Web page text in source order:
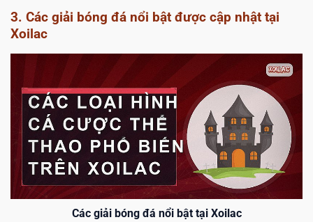
3. Các giải bóng đá nổi bật được cập nhật tại
Xoilac
Các giải bóng đá nổi bật tại Xoilac